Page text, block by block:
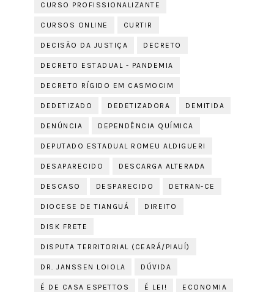
CURSO PROFISSIONALIZANTE
CURSOS ONLINE CURTIR
DECISÃO DA JUSTIÇA DECRETO
DECRETO ESTADUAL - PANDEMIA
DECRETO RÍGIDO EM CASMOCIM
DEDETIZADO DEDETIZADORA DEMITIDA
DENÚNCIA DEPENDÊNCIA QUÍMICA
DEPUTADO ESTADUAL ROMEU ALDIGUERI
DESAPARECIDO DESCARGA ALTERADA
DESCASO DESPARECIDO DETRAN-CE
DIOCESE DE TIANGUÁ DIREITO
DISK FRETE
DISPUTA TERRITORIAL (CEARÁ/PIAUÍ)
DR. JANSSEN LOIOLA DÚVIDA
É DE CASA ESPETTOS É LEI! ECONOMIA